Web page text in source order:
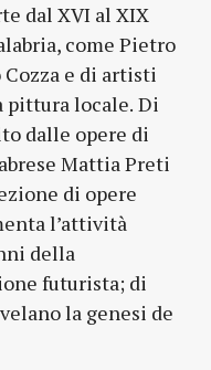
dal XVI al XIX
come Pietro
e di artisti
pittura locale. Di
dalle opere di
Mattia Preti
l’attività
della
futurista; di
la genesi de
Raphaël, Pietro
Bassiri. Il museo
Intesa
“Cristo
Bastiani al
ripercorre le
Angelo